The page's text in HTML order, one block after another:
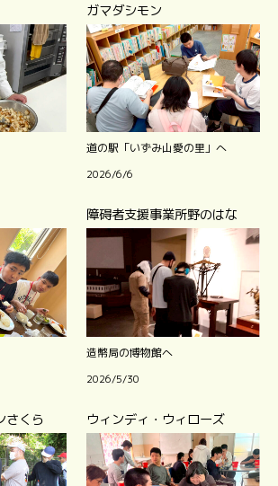
ガマダシモン
道の駅「いずみ山愛の里」へ
2026/6/6
障碍者支援事業所野のはな
造幣局の博物館へ
2026/5/30
さくら ウィンディ・ウィローズ